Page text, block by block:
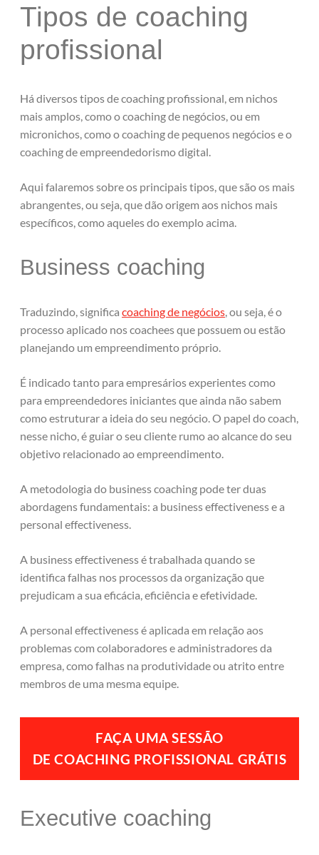
Tipos de coaching
profissional
Há diversos tipos de coaching profissional, em nichos
mais amplos, como o coaching de negócios, ou em
micronichos, como o coaching de pequenos negócios e o
coaching de empreendedorismo digital.
Aqui falaremos sobre os principais tipos, que são os mais
abrangentes, ou seja, que dão origem aos nichos mais
específicos, como aqueles do exemplo acima.
Business coaching
Traduzindo, significa coaching de negócios, ou seja, é o
processo aplicado nos coachees que possuem ou estão
planejando um empreendimento próprio.
É indicado tanto para empresários experientes como
para empreendedores iniciantes que ainda não sabem
como estruturar a ideia do seu negócio. O papel do coach,
nesse nicho, é guiar o seu cliente rumo ao alcance do seu
objetivo relacionado ao empreendimento.
A metodologia do business coaching pode ter duas
abordagens fundamentais: a business effectiveness e a
personal effectiveness.
A business effectiveness é trabalhada quando se
identifica falhas nos processos da organização que
prejudicam a sua eficácia, eficiência e efetividade.
A personal effectiveness é aplicada em relação aos
problemas com colaboradores e administradores da
empresa, como falhas na produtividade ou atrito entre
membros de uma mesma equipe.
FAÇA UMASESSÃO
DE COACHING PROFISSIONAL GRÁTIS
Executive coaching